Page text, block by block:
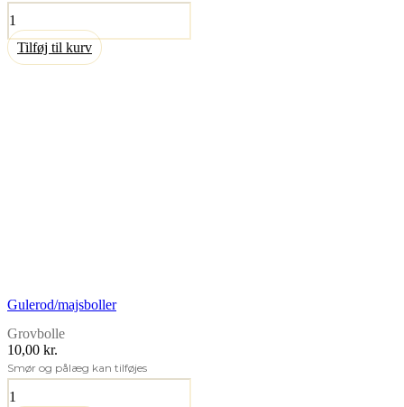
Grød
stenovnsboller
antal
Tilføj til kurv
Gulerod/majsboller
Grovbolle
10,00 kr.
Smør og pålæg kan tilføjes
Gulerod/majsboller
antal